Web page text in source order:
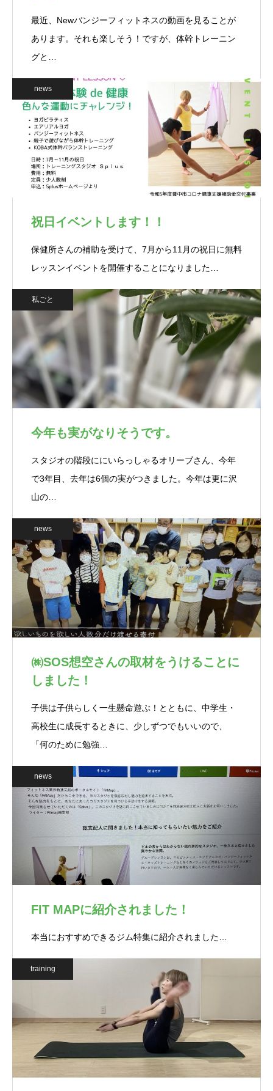
最近、Newバンジーフィットネスの動画を見ることが
あります。それも楽しそう！ですが、体幹トレーニン
グと…
news
祝日イベントします！！
保健所さんの補助を受けて、7月から11月の祝日に無料
レッスンイベントを開催することになりました…
私ごと
今年も実がなりそうです。
スタジオの階段ににいらっしゃるオリーブさん、今年
で3年目、去年は6個の実がつきました。今年は更に沢
山の…
news
㈱SOS想空さんの取材をうけることに
しました！
子供は子供らしく一生懸命遊ぶ！とともに、中学生・
高校生に成長するときに、少しずつでもいいので、
「何のために勉強…
news
FIT MAPに紹介されました！
本当におすすめできるジム特集に紹介されました…
training